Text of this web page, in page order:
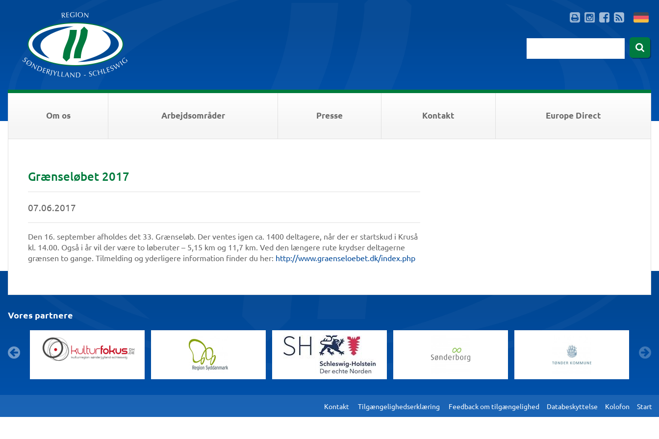
Om os Arbejdsområder Presse Kontakt Europe Direct
Grænseløbet 2017
07.06.2017
Den 16. september afholdes det 33. Grænseløb. Der ventes igen ca. 1400 deltagere, når der er startskud i Kruså
kl. 14.00. Også i år vil der være to løberuter – 5,15 km og 11,7 km. Ved den længere rute krydser deltagerne
grænsen to gange. Tilmelding og yderligere information finder du her: http://www.graenseloebet.dk/index.php
Vores partnere
Kontakt Tilgængelighedserklæring Feedback om tilgængelighed Databeskyttelse Kolofon Start